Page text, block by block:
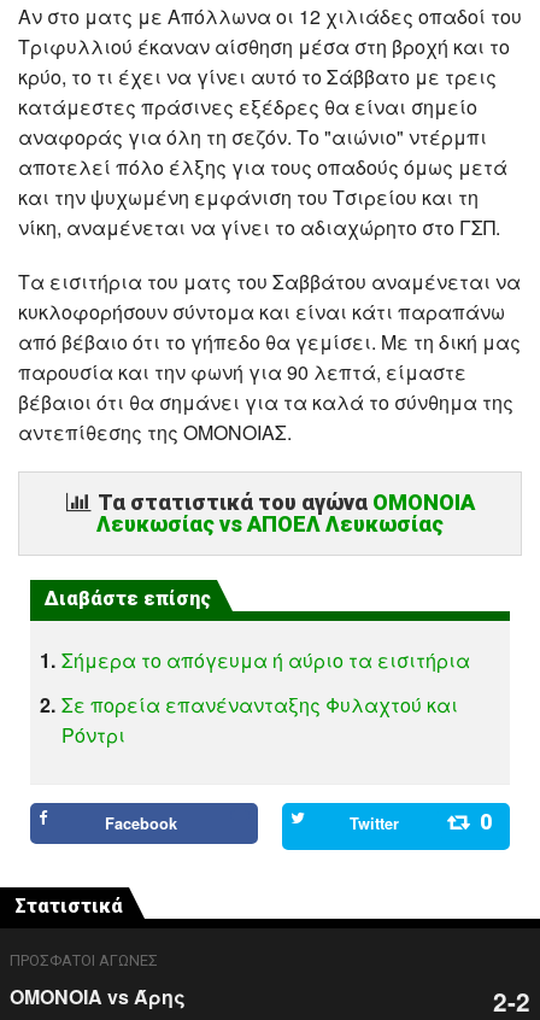
Αν στο ματς με Απόλλωνα οι 12 χιλιάδες οπαδοί του
Τριφυλλιού έκαναν αίσθηση μέσα στη βροχή και το
κρύο, το τι έχει να γίνει αυτό το Σάββατο με τρεις
κατάμεστες πράσινες εξέδρες θα είναι σημείο
αναφοράς για όλη τη σεζόν. Το "αιώνιο" ντέρμπι
αποτελεί πόλο έλξης για τους οπαδούς όμως μετά
και την ψυχωμένη εμφάνιση του Τσιρείου και τη
νίκη, αναμένεται να γίνει το αδιαχώρητο στο ΓΣΠ.
Τα εισιτήρια του ματς του Σαββάτου αναμένεται να
κυκλοφορήσουν σύντομα και είναι κάτι παραπάνω
από βέβαιο ότι το γήπεδο θα γεμίσει. Με τη δική μας
παρουσία και την φωνή για 90 λεπτά, είμαστε
βέβαιοι ότι θα σημάνει για τα καλά το σύνθημα της
αντεπίθεσης της ΟΜΟΝΟΙΑΣ.
Τα στατιστικά του αγώνα ΟΜΟΝΟΙΑ
Λευκωσίας vs ΑΠΟΕΛ Λευκωσίας
Διαβάστε επίσης
1. Σήμερα το απόγευμα ή αύριο τα εισιτήρια
2. Σε πορεία επανένανταξης Φυλαχτού και
Ρόντρι
Facebook Twitter 0
Στατιστικά
ΠΡΟΣΦΑΤΟΙ ΑΓΩΝΕΣ
ΟΜΟΝΟΙΑ vs Άρης 2-2